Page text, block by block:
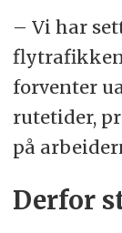
– Vi har
flytrafikken
forventer
rutetider,
på
Derfor